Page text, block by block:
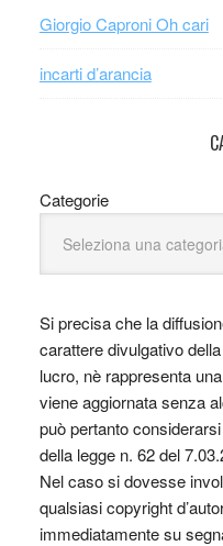
Giorgio Caproni Oh cari
incarti d’arancia
Categorie
Si precisa che la
carattere divulgativo
lucro, nè rappresenta
viene aggiornata senza
può pertanto
della legge n. 62 del
Nel caso si dovesse
qualsiasi copyright
immediatamente su